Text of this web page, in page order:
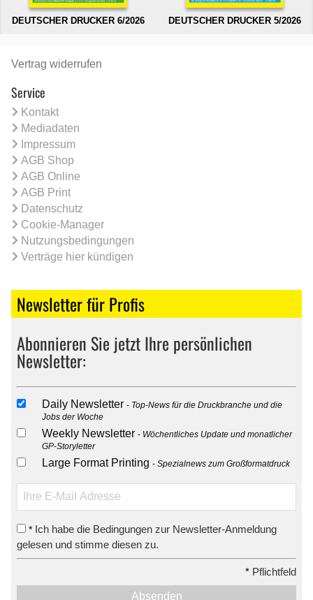
DEUTSCHER DRUCKER 6/2026 DEUTSCHER DRUCKER 5/2026
Vertrag widerrufen
Service
Kontakt
Mediadaten
Impressum
AGB Shop
AGB Online
AGB Print
Datenschutz
Cookie-Manager
Nutzungsbedingungen
Verträge hier kündigen
Newsletter für Profis
Abonnieren Sie jetzt Ihre persönlichen
Newsletter:
Daily Newsletter
Top-News für die Druckbranche und die
Jobs der Woche
Weekly Newsletter
Wöchentliches Update und monatlicher
GP-Storyletter
Large Format Printing Spezialnews zum Großformatdruck
* Ich habe die Bedingungen zur Newsletter-Anmeldung
gelesen und stimme diesen zu.
* Pflichtfeld
Absenden